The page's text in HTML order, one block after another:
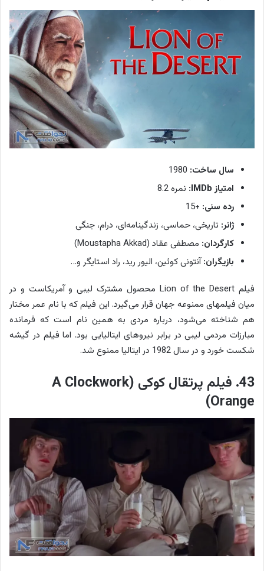
سال ساخت:
امتیاز IMDb:
نمره 8.2
رده سنی: +15
ژانر: تاریخی، حماسی، زندگینامه‌ای، درام، جنگی
کارگردان: مصطفی عقاد (Moustapha Akkad)
بازیگران:آنتونی کوئین، الیور رید، راد استایگر و…
فیلم Lion of the Desert محصول مشترک لیبی و آمریکاست و در
میان فیلمهای ممنوعه جهان قرار می‌گیرد. این فیلم که با نام عمر مختار
هم شناخته می‌شود، درباره مردی به همین نام است که فرمانده
مبارزات مردمی لیبی در برابر نیروهای ایتالیایی بود. اما فیلم در گیشه
شکست خورد و در سال 1982 در ایتالیا ممنوع شد.
43. فیلم پرتقال کوکی (A Clockwork
Orange)